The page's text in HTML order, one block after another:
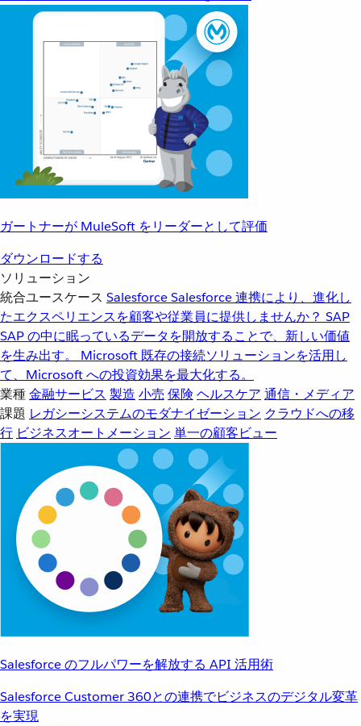
ガートナーが MuleSoft をリーダーとして評価
ダウンロードする
ソリューション
統合ユースケース SalesforceSalesforce 連携により、進化し
たエクスペリエンスを顧客や従業員に提供しませんか？ SAP
SAP の中に眠っているデータを開放することで、新しい価値
を生み出す。
Microsoft 既存の接続ソリューションを活用し
て、Microsoft への投資効果を最大化する。
業種金融サービス 製造 小売 保険 ヘルスケア 通信・メディア
課題 レガシーシステムのモダナイゼーション クラウドへの移
行 ビジネスオートメーション 単一の顧客ビュー
Salesforce のフルパワーを解放する API 活用術
Salesforce Customer 360との連携でビジネスのデジタル変革
を実現